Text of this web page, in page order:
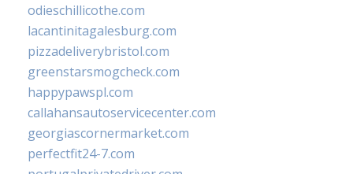
odieschillicothe.com
lacantinitagalesburg.com
pizzadeliverybristol.com
greenstarsmogcheck.com
happypawspl.com
callahansautoservicecenter.com
georgiascornermarket.com
perfectfit24-7.com